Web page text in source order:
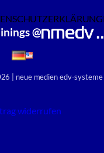
@
| neue medien edv-systeme
widerrufen